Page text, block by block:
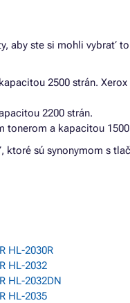
aby ste si mohli vybrať
2500 strán.
2200 strán.
tonerom a kapacitou
sú synonymom s
HL-2030R
HL-2032
HL-2032DN
HL-2035